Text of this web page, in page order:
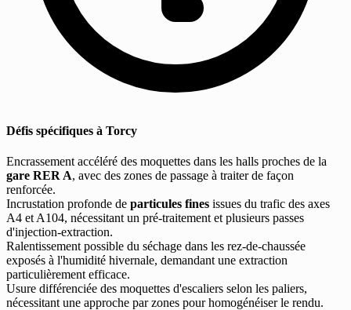
Défis spécifiques à Torcy
Encrassement accéléré des moquettes dans les halls proches de la
gare RER A, avec des zones de passage à traiter de façon
renforcée.
Incrustation profonde de particules fines issues du trafic des axes
A4 et A104, nécessitant un pré-traitement et plusieurs passes
d'injection-extraction.
Ralentissement possible du séchage dans les rez-de-chaussée
exposés à l'humidité hivernale, demandant une extraction
particulièrement efficace.
Usure différenciée des moquettes d'escaliers selon les paliers,
nécessitant une approche par zones pour homogénéiser le rendu.